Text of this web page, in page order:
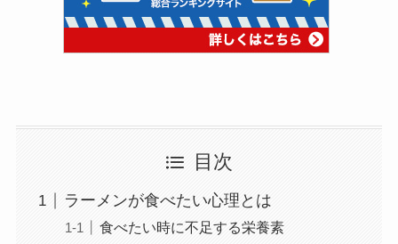
目次
ラーメンが食べたい心理とは
食べたい時に不足する栄養素